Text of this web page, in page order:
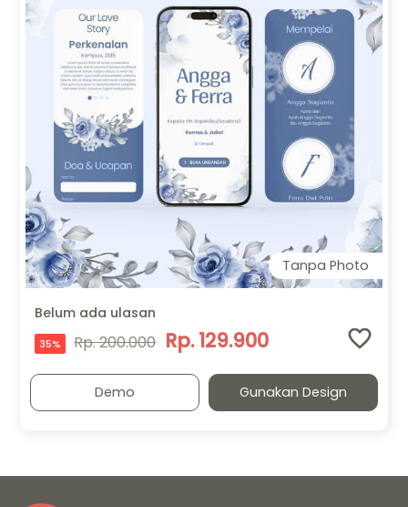
Tanpa Photo
Belum ada ulasan
35% Rp. 200.000 Rp. 129.900
Demo Gunakan Design